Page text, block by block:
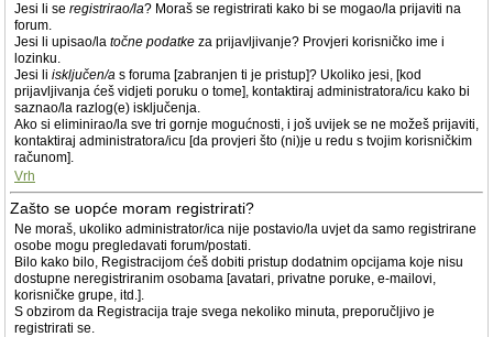
Jesi li se registrirao/la? Moraš se registrirati kako bi se mogao/la prijaviti na
forum.
Jesi li upisao/la točne podatke za prijavljivanje? Provjeri korisničko ime i
lozinku.
Jesi li isključen/a s foruma [zabranjen ti je pristup]? Ukoliko jesi, [kod
prijavljivanja ćeš vidjeti poruku o tome], kontaktiraj administratora/icu kako bi
saznao/la razlog(e) isključenja.
Ako si eliminirao/la sve tri gornje mogućnosti, i još uvijek se ne možeš prijaviti,
kontaktiraj administratora/icu [da provjeri što (ni)je u redu s tvojim korisničkim
računom].
Vrh
Zašto se uopće moram registrirati?
Ne moraš, ukoliko administrator/ica nije postavio/la uvjet da samo registrirane
osobe mogu pregledavati forum/postati.
Bilo kako bilo, Registracijom ćeš dobiti pristup dodatnim opcijama koje nisu
dostupne neregistriranim osobama [avatari, privatne poruke, e-mailovi,
korisničke grupe, itd.].
S obzirom da Registracija traje svega nekoliko minuta, preporučljivo je
registrirati se.